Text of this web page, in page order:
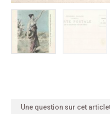
Une question sur cet article